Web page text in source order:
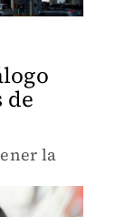
de
la